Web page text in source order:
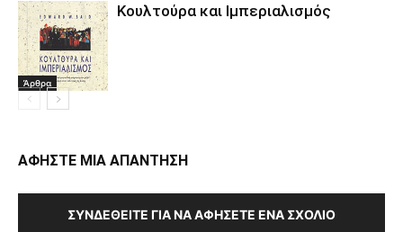
Άρθρα
Κουλτούρα και Ιμπεριαλισμός
ΑΦΗΣΤΕ ΜΙΑ ΑΠΑΝΤΗΣΗ
ΣΥΝΔΕΘΕΊΤΕ ΓΙΑ ΝΑ ΑΦΉΣΕΤΕ ΈΝΑ ΣΧΌΛΙΟ